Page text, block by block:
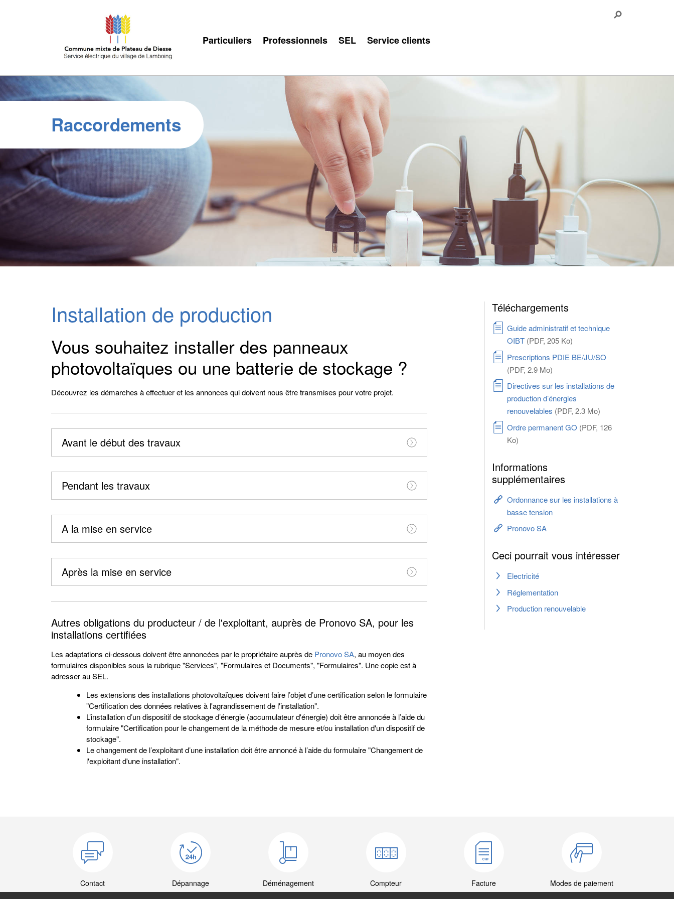
Particuliers Professionnels SEL Service clients
Raccordements
Installation de production
Vous souhaitez installer des panneaux
photovoltaïques ou une batterie de stockage ?
Découvrez les démarches à effectuer et les annonces qui doivent nous être transmises pour votre projet.
Avant le début des travaux
Pendant les travaux
A la mise en service
Après la mise en service
Autres obligations du producteur / de l'exploitant, auprès de Pronovo SA, pour les
installations certifiées
Les adaptations ci-dessous doivent être annoncées par le propriétaire auprès de Pronovo SA, au moyen des
formulaires disponibles sous la rubrique "Services", "Formulaires et Documents", "Formulaires". Une copie est à
adresser au SEL.
Les extensions des installations photovoltaïques doivent faire l’objet d’une certification selon le formulaire
"Certification des données relatives à l'agrandissement de l'installation".
L’installation d’un dispositif de stockage d’énergie (accumulateur d'énergie) doit être annoncée à l’aide du
formulaire "Certification pour le changement de la méthode de mesure et/ou installation d'un dispositif de
stockage".
Le changement de l’exploitant d’une installation doit être annoncé à l’aide du formulaire "Changement de
l'exploitant d'une installation".
Téléchargements
Guide administratif et technique
OIBT (PDF, 205 Ko)
Prescriptions PDIE BE/JU/SO
(PDF, 2.9 Mo)
Directives sur les installations de
production d’énergies
renouvelables (PDF, 2.3 Mo)
Ordre permanent GO (PDF, 126
Ko)
Informations
supplémentaires
Ordonnance sur les installations à
basse tension
Pronovo SA
Ceci pourrait vous intéresser
Electricité
Réglementation
Production renouvelable
Contact Dépannage Déménagement Compteur Facture Modes de paiement